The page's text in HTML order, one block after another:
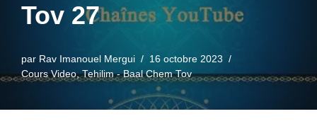
Tov 27
par Rav Imanouel Mergui
16 octobre 2023
Cours Video,Tehilim - Baal Chem Tov